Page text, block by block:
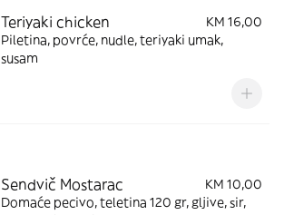
Teriyaki chicken
KM 16,00
Piletina, povrće, nudle, teriyaki umak,
susam
Sendvič Mostarac
KM 10,00
Domaće pecivo, teletina 120 gr, gljive, sir,